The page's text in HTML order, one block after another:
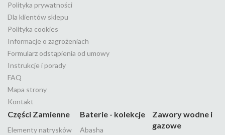
Polityka prywatności
Dla klientów sklepu
Polityka cookies
Informacje o zagrożeniach
Formularz odstąpienia od umowy
Instrukcje i porady
FAQ
Mapa strony
Kontakt
Części Zamienne
Elementy natrysków
Baterie - kolekcje
Abasha
Zawory wodne i
gazowe